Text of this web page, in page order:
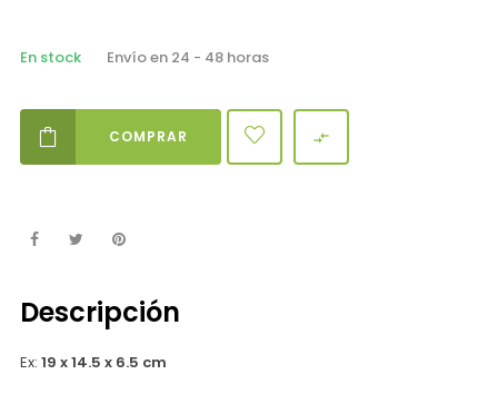
En stock Envío en 24 - 48 horas
COMPRAR 
Descripción
Ex: 19 x 14.5 x 6.5 cm